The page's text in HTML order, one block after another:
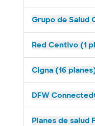
Grupo de Salud
Red Centivo (1
Cigna (16
DFW
Planes de salud